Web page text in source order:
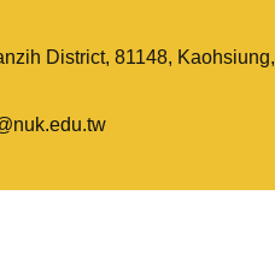
District, 81148,